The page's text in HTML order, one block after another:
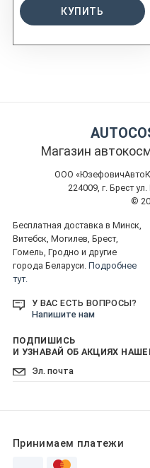
КУПИТЬ
Магазин
ООО
224009, г. Брест
©
Бесплатная доставка в Минск,
Витебск, Могилев, Брест,
Гомель, Гродно и другие
города Беларуси. Подробнее
тут.
У ВАС ЕСТЬ ВОПРОСЫ?
Напишите нам
ПОДПИШИСЬ
И УЗНАВАЙ ОБ АКЦИЯХ
Принимаем платежи